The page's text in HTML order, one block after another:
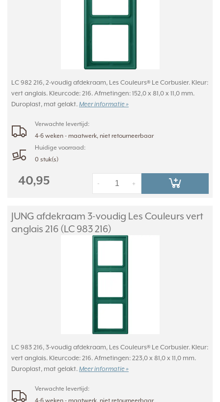
LC 982 216, 2-voudig afdekraam, Les Couleurs® Le Corbusier. Kleur:
vert anglais. Kleurcode: 216. Afmetingen: 152,0 x 81,0 x 11,0 mm.
Duroplast, mat gelakt. Meer informatie »
Verwachte levertijd:
4-6 weken - maatwerk, niet retourneerbaar
Huidige voorraad:
0 stuk(s)
40,95 +
-
JUNG afdekraam 3-voudig Les Couleurs vert
anglais 216 (LC 983 216)
LC 983 216, 3-voudig afdekraam, Les Couleurs® Le Corbusier. Kleur:
vert anglais. Kleurcode: 216. Afmetingen: 223,0 x 81,0 x 11,0 mm.
Duroplast, mat gelakt. Meer informatie »
Verwachte levertijd:
4-6 weken - maatwerk, niet retourneerbaar